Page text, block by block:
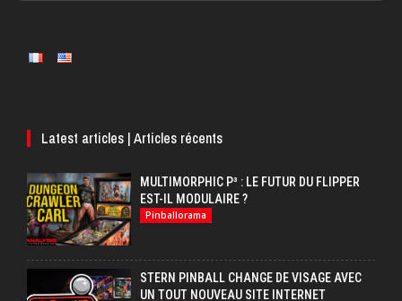
Latest articles | Articles récents
MULTIMORPHIC P³ : LE FUTUR DU FLIPPER
EST-IL MODULAIRE ?
Pinballorama
STERN PINBALL CHANGE DE VISAGE AVEC
UN TOUT NOUVEAU SITE INTERNET